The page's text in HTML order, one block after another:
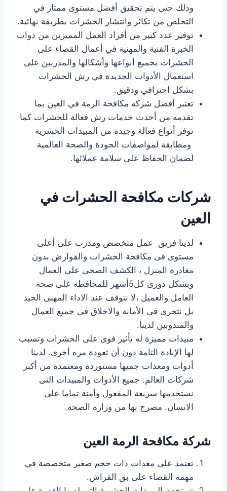
وذلك حتى يتم تحقيق أفضل مستوى ممتاز في
التخلص من تكاثر وانتشار الحشرات بطريقة نهائية.
توفير عدد كبير من أفراد العمل المميزين من ذوات
الخبرة الفنية والمهنية في أعمال القضاء على
الحشرات بجميع أنواعها وأشكالها والمدربين على
استعمال الأدوات الجديدة في رش الحشرات
بشكل احترافي ودقيق.
تعتبر أفضل شركة مكافحة الرمة في العين بما
تقدمه من أحدث خدمات رش فعالة للحشرات كما
توفر أنواع فعالة وجيدة من المبيدات الحشرية
ومطابقة لمواصفات الجودة والصحة العالمية
لضمان الحفاظ على سلامة عملائها.
شركات مكافحة الحشرات في
العين
لدينا فريق عمل متخصص ومدرب على أعلى
مستوى فى مكافحة الحشرات والقوارض بدون
مغادرة المنزل ، الكشف الصحى على العمال
وبشكل دورى كل5أشهر للمحافظة على صحة
العامل والعميل ،لا نتوقف عند الاداء المهنى الجيد
بل نتحرى فى الأمانة والاخلاق فى جميع العمال
والمندوبين لدينا.
مبيدات مميزة له تأثير قوى على الحشرات وتسبب
لها الإبادة التامة دون أن تعودة مره أخرى. لدينا
أدوات ومعدات جميها مستوردة ومعتمدة من أكبر
شركات العالم. جميع الأدوات والمبيدات التى
نستخدمها سريعة المفعول وأمنة تماما على
الانسان. مصرح بها من وزارة الصحة.
شركة مكافحة الرمة العين
تعتمد على معدات ذات حجم صغير متخصصة في
مهمة القضاء على بق الفراش.